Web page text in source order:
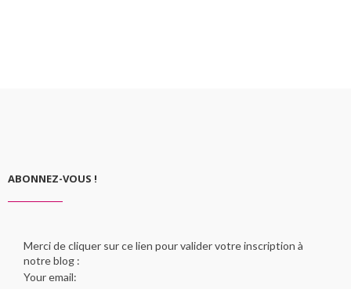
ABONNEZ-VOUS !
Merci de cliquer sur ce lien pour valider votre inscription à
notre blog :
Your email: